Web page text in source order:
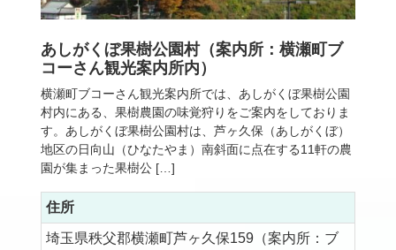
あしがくぼ果樹公園村（案内所：横瀬町ブ
コーさん観光案内所内）
横瀬町ブコーさん観光案内所では、あしがくぼ果樹公園
村内にある、果樹農園の味覚狩りをご案内をしておりま
す。あしがくぼ果樹公園村は、芦ヶ久保（あしがくぼ）
地区の日向山（ひなたやま）南斜面に点在する11軒の農
園が集まった果樹公 […]
住所
埼玉県秩父郡横瀬町芦ヶ久保159（案内所：ブ